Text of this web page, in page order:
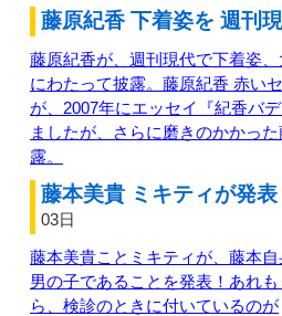
藤原紀香 下着姿を 週刊
藤原紀香が、週刊現代で下着姿
にわたって披露。藤原紀香 赤い
が、2007年にエッセイ『紀香バ
ましたが、さらに磨きのかかっ
露。
藤本美貴 ミキティが発
03日
藤本美貴ことミキティが、藤本
男の子であることを発表！あれ
ら、検診のときに付いているのが